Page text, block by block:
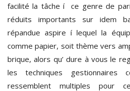
facilité la tâche í ce genre de
réduits importants sur idem
répandue aspire í lequel la
comme papier, soit thème vers
brique, alors qu’ dure à vous le
les techniques gestionnaires
ressemblent multiples